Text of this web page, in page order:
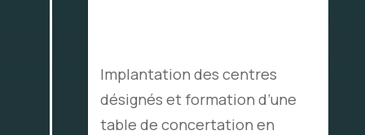
Implantation des centres
désignés et formation d’une
table de concertation en